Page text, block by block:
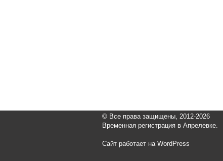
© Все права защищены, 2012-2026
Временная регистрация в Апрелевке.
Сайт работает на WordPress